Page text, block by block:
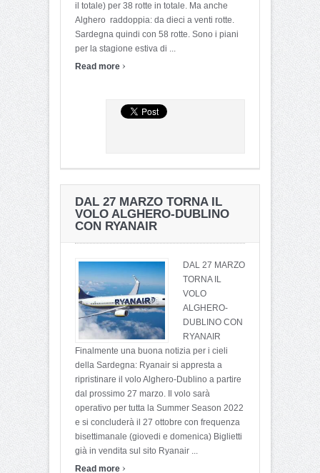
il totale) per 38 rotte in totale. Ma anche
Alghero raddoppia: da dieci a venti rotte.
Sardegna quindi con 58 rotte. Sono i piani
per la stagione estiva di ...
Read more ›
DAL 27 MARZO TORNA IL
VOLO ALGHERO-DUBLINO
CON RYANAIR
DAL 27 MARZO
TORNA IL
VOLO
ALGHERO-
DUBLINO CON
RYANAIR
Finalmente una buona notizia per i cieli
della Sardegna: Ryanair si appresta a
ripristinare il volo Alghero-Dublino a partire
dal prossimo 27 marzo. Il volo sarà
operativo per tutta la Summer Season 2022
e si concluderà il 27 ottobre con frequenza
bisettimanale (giovedi e domenica) Biglietti
già in vendita sul sito Ryanair ...
Read more ›